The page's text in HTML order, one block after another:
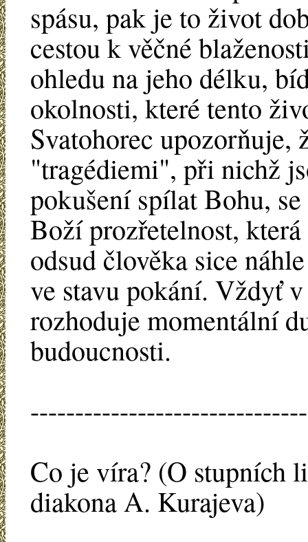
spásu, pak je to život
cestou k věčné
ohledu na jeho délku,
okolnosti, které tento
Svatohorec
"tragédiemi", při nichž
pokušení spílat Bohu,
Boží prozřetelnost,
odsud člověka sice
ve stavu pokání. Vždyť
rozhoduje momentální
budoucnosti.
Co je víra? (O stupních
diakona A. Kurajeva)